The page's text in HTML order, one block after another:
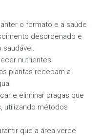
o formato e a saúde
desordenado e
nutrientes
plantas recebam a
e eliminar pragas que
utilizando métodos
que a área verde